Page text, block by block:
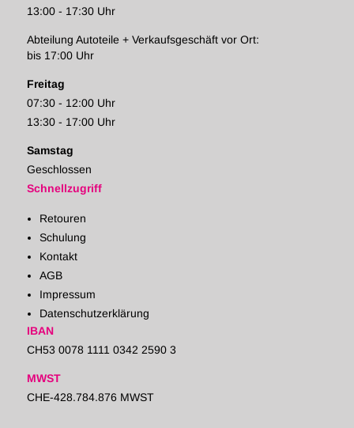
13:00 - 17:30 Uhr
Abteilung Autoteile + Verkaufsgeschäft vor Ort:
bis 17:00 Uhr
Freitag
07:30 - 12:00 Uhr
13:30 - 17:00 Uhr
Samstag
Geschlossen
Schnellzugriff
Retouren
Schulung
Kontakt
AGB
Impressum
Datenschutzerklärung
IBAN
CH53 0078 1111 0342 2590 3
MWST
CHE-428.784.876 MWST